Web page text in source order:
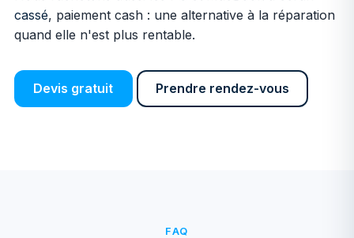
cassé, paiement cash : une alternative à la réparation
quand elle n'est plus rentable.
Devis gratuit Prendre rendez-vous
FAQ